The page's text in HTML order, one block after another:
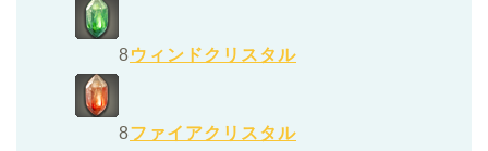
8ウィンドクリスタル
8ファイアクリスタル